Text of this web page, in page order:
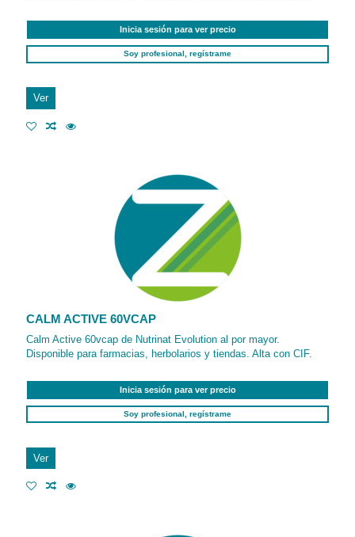
Inicia sesión para ver precio
Soy profesional, regístrame
Ver
CALM ACTIVE 60VCAP
Calm Active 60vcap de Nutrinat Evolution al por mayor.
Disponible para farmacias, herbolarios y tiendas. Alta con CIF.
Inicia sesión para ver precio
Soy profesional, regístrame
Ver